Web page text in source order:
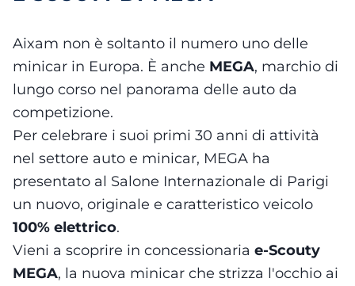
Aixam non è soltanto il numero uno delle
minicar in Europa. È anche MEGA, marchio di
lungo corso nel panorama delle auto da
competizione.
Per celebrare i suoi primi 30 anni di attività
nel settore auto e minicar, MEGA ha
presentato al Salone Internazionale di Parigi
un nuovo, originale e caratteristico veicolo
100% elettrico.
Vieni a scoprire in concessionaria e-Scouty
MEGA, la nuova minicar che strizza l'occhio ai